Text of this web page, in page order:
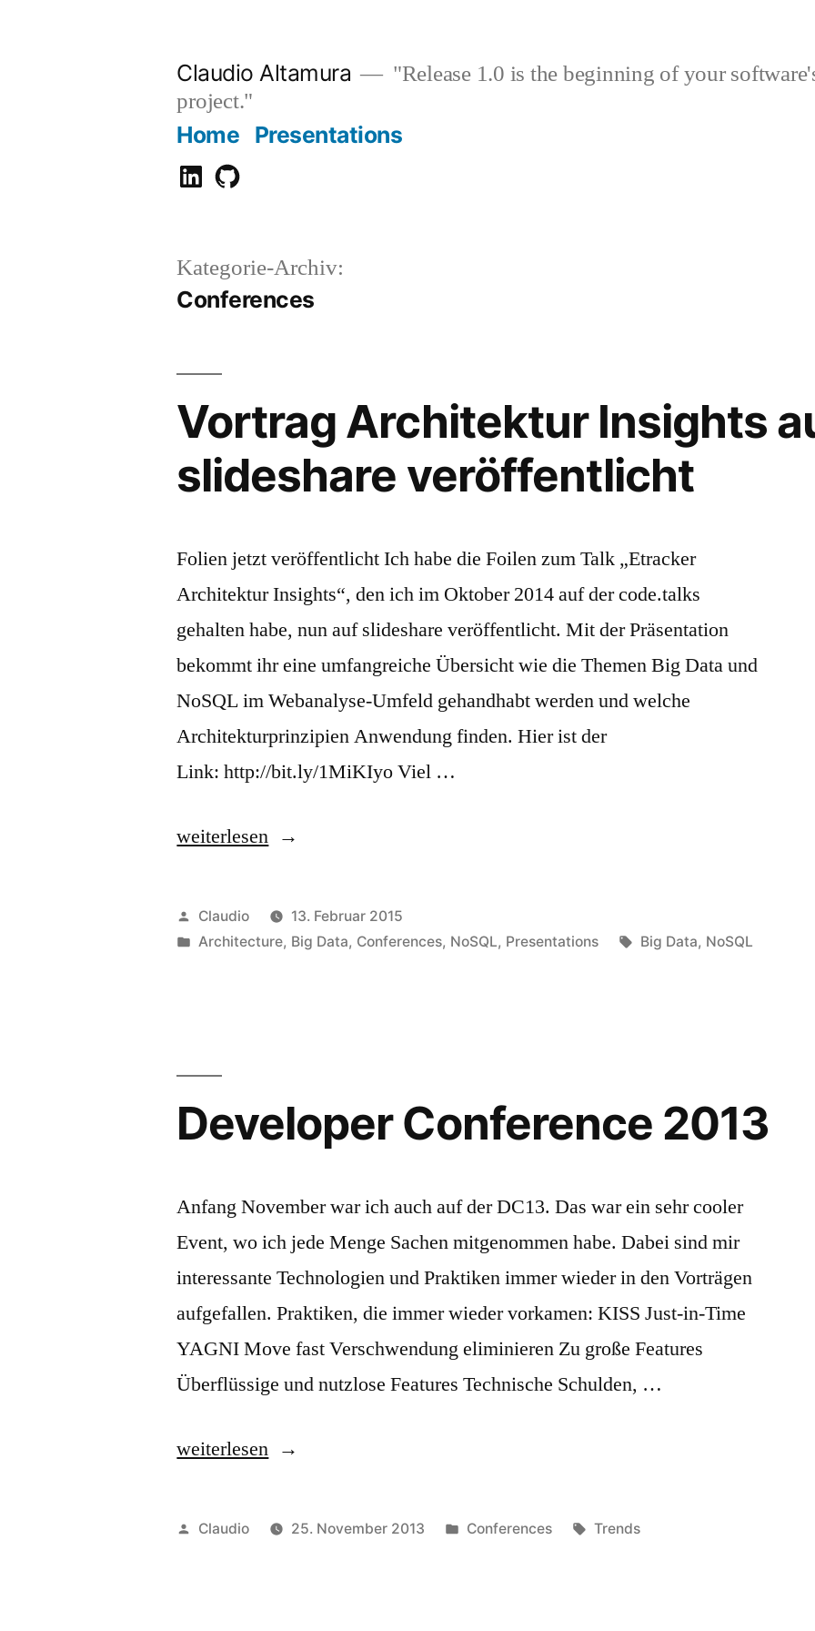
Claudio Altamura
"Release 1.0 is the beginning of your
project."
Home Presentations
Claudio
GitHub
Kategorie-Archiv:
Conferences
Vortrag Architektur Insights
slideshare veröffentlicht
Folien jetzt veröffentlicht Ich habe die Foilen zum Talk „Etracker
Architektur Insights“, den ich im Oktober 2014 auf der code.talks
gehalten habe, nun auf slideshare veröffentlicht. Mit der Präsentation
bekommt ihr eine umfangreiche Übersicht wie die Themen Big Data und
NoSQL im Webanalyse-Umfeld gehandhabt werden und welche
Architekturprinzipien Anwendung finden. Hier ist der
Link: http://bit.ly/1MiKIyo Viel …
„Vortrag
Insights
auf
weiterlesen
Veröffentlicht
von
Claudio
13. Februar 2015
Veröffentlicht
Architecture, Big Data, Conferences, NoSQL, Presentations Schlagwörter:
Big Data, NoSQL
Developer Conference 2013
Anfang November war ich auch auf der DC13. Das war ein sehr cooler
Event, wo ich jede Menge Sachen mitgenommen habe. Dabei sind mir
interessante Technologien und Praktiken immer wieder in den Vorträgen
aufgefallen. Praktiken, die immer wieder vorkamen: KISS Just-in-Time
YAGNI Move fast Verschwendung eliminieren Zu große Features
Überflüssige und nutzlose Features Technische Schulden, …
„Developer
2013“
weiterlesen
Veröffentlicht
Claudio 25. November 2013
Veröffentlicht
Conferences Schlagwörter:
Trends